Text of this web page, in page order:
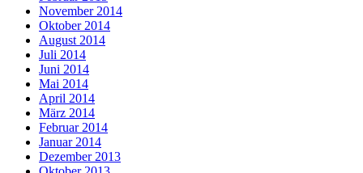
November 2014
Oktober 2014
August 2014
Juli 2014
Juni 2014
Mai 2014
April 2014
März 2014
Februar 2014
Januar 2014
Dezember 2013